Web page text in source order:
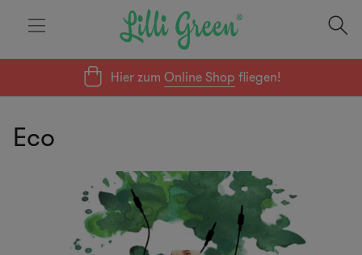
Hier zumOnline Shop fliegen!
Eco